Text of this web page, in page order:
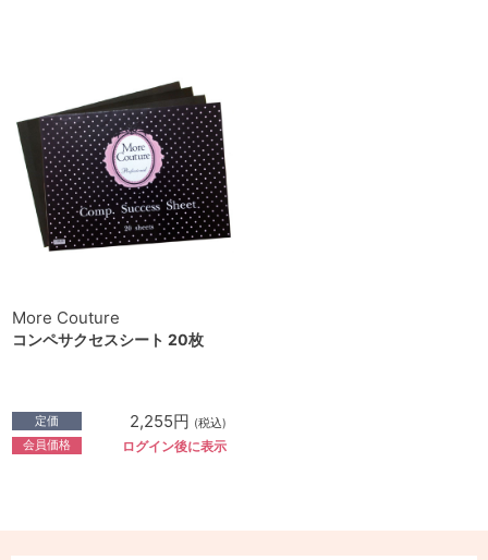
More Couture
コンペサクセスシート 20枚
定価 2,255円 (税込)
会員価格 ログイン後に表示